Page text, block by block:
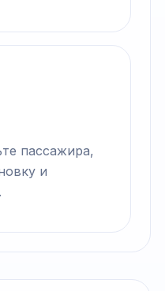
пассажира,
и